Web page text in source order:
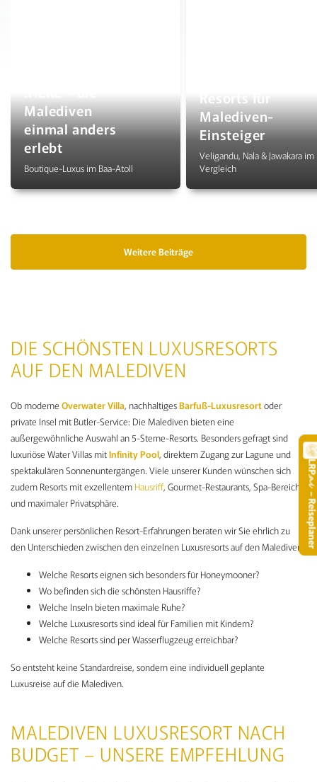
–
Malediven
einmal anders
erlebt
Boutique-Luxus im Baa-Atoll
Resorts für
Malediven-
Einsteiger
Veligandu, Nala & Jawakara im
Vergleich
Weitere Beiträge
DIE SCHÖNSTEN LUXUSRESORTS
AUF DEN MALEDIVEN
Ob moderne Overwater Villa, nachhaltigesBarfuß-Luxusresortoder
private Insel mit Butler-Service: Die Malediven bieten eine
außergewöhnliche Auswahl an 5-Sterne-Resorts. Besonders gefragt sind
luxuriöse Water Villas mitInfinity Pool, direktem Zugang zur Lagune und
spektakulären Sonnenuntergängen. Viele unserer Kunden wünschen sich
zudem Resorts mit exzellentem Hausriff, Gourmet-Restaurants, Spa-Bereich
und maximaler Privatsphäre.
Dank unserer persönlichen Resort-Erfahrungen beraten wir Sie ehrlich zu
den Unterschieden zwischen den einzelnen Luxusresorts auf den Malediven:
Welche Resorts eignen sich besonders für Honeymooner?
Wo befinden sich die schönsten Hausriffe?
Welche Inseln bieten maximale Ruhe?
Welche Luxusresorts sind ideal für Familien mit Kindern?
Welche Resorts sind per Wasserflugzeug erreichbar?
So entsteht keine Standardreise, sondern eine individuell geplante
Luxusreise auf die Malediven.
MALEDIVEN LUXUSRESORT NACH
BUDGET – UNSERE EMPFEHLUNG